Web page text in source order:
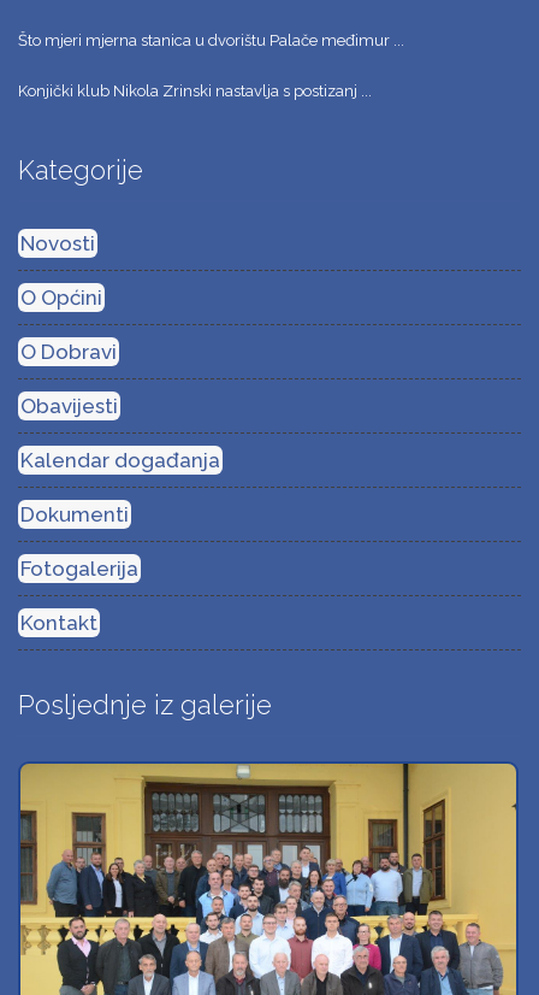
Što mjeri mjerna stanica u dvorištu Palače međimur ...
Konjički klub Nikola Zrinski nastavlja s postizanj ...
Kategorije
Novosti
O Općini
O Dobravi
Obavijesti
Kalendar događanja
Dokumenti
Fotogalerija
Kontakt
Posljednje iz galerije